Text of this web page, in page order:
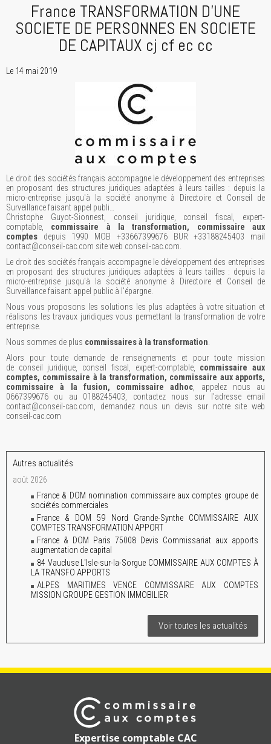
France TRANSFORMATION D'UNE
SOCIETE DE PERSONNES EN SOCIETE
DE CAPITAUX cj cf ec cc
Le 14 mai 2019
Le droit des sociétés français accompagne le développement des entreprises
en proposant des structures juridiques adaptées à leurs tailles : depuis la
micro-entreprise jusqu'à la société anonyme à Directoire et Conseil de
Surveillance faisant appel publi…
Christophe Guyot-Sionnest, conseil juridique, conseil fiscal, expert-
comptable, commissaire à la transformation, commissaire aux
comptes depuis 1990 MOB +33667399676 BUR +33188245403 mail
contact@conseil-cac.com site web conseil-cac.com.
Le droit des sociétés français accompagne le développement des entreprises
en proposant des structures juridiques adaptées à leurs tailles : depuis la
micro-entreprise jusqu'à la société anonyme à Directoire et Conseil de
Surveillance faisant appel public à l'épargne.
Nous vous proposons les solutions les plus adaptées à votre situation et
réalisons les travaux juridiques vous permettant la transformation de votre
entreprise.
Nous sommes de plus commissaires à la transformation
Alors pour toute demande de renseignements et pour toute mission
de conseil juridique, conseil fiscal, expert-comptable, commissaire aux
comptes, commissaire à la transformation, commissaire aux apports,
commissaire à la fusion, commissaire adhoc , appelez nous au
0667399676 ou au 0188245403, contactez nous sur l'adresse email
contact@conseil-cac.com, demandez nous un devis sur notre site web
conseil-cac.com
Autres actualités
août 2026
France & DOM nomination commissaire aux comptes groupe de
sociétés commerciales
France & DOM 59 Nord Grande-Synthe COMMISSAIRE AUX
COMPTES TRANSFORMATION APPORT
France & DOM Paris 75008 Devis Commissariat aux apports
augmentation de capital
84 Vaucluse L'Isle-sur-la-Sorgue COMMISSAIRE AUX COMPTES À
LA TRANSFO APPORTS
ALPES MARITIMES VENCE COMMISSAIRE AUX COMPTES
MISSION GROUPE GESTION IMMOBILIER
Voir toutes les actualités
Expertise comptable CAC